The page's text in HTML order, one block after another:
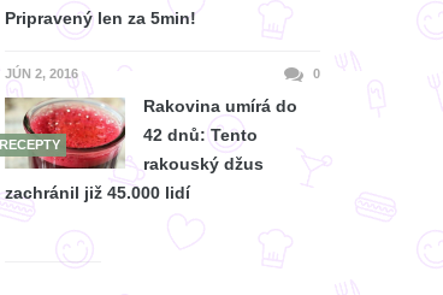
Pripravený len za 5min!
JÚN 2, 2016 0
RECEPTY
Rakovina umírá do
42 dnů: Tento
rakouský džus
zachránil již 45.000 lidí